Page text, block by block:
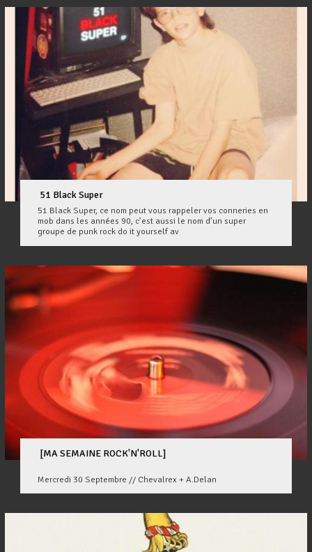
51 Black Super
51 Black Super, ce nom peut vous rappeler vos conneries en
mob dans les années 90, c’est aussi le nom d’un super
groupe de punk rock do it yourself av
[MA SEMAINE ROCK'N'ROLL]
Mercredi 30 Septembre // Chevalrex + A.Delan